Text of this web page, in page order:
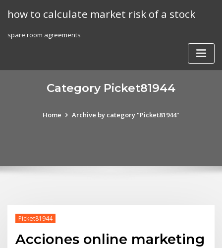
how to calculate market risk of a stock
spare room agreements
Category Picket81944
Home Archive by category "Picket81944"
Picket81944
Acciones online marketing